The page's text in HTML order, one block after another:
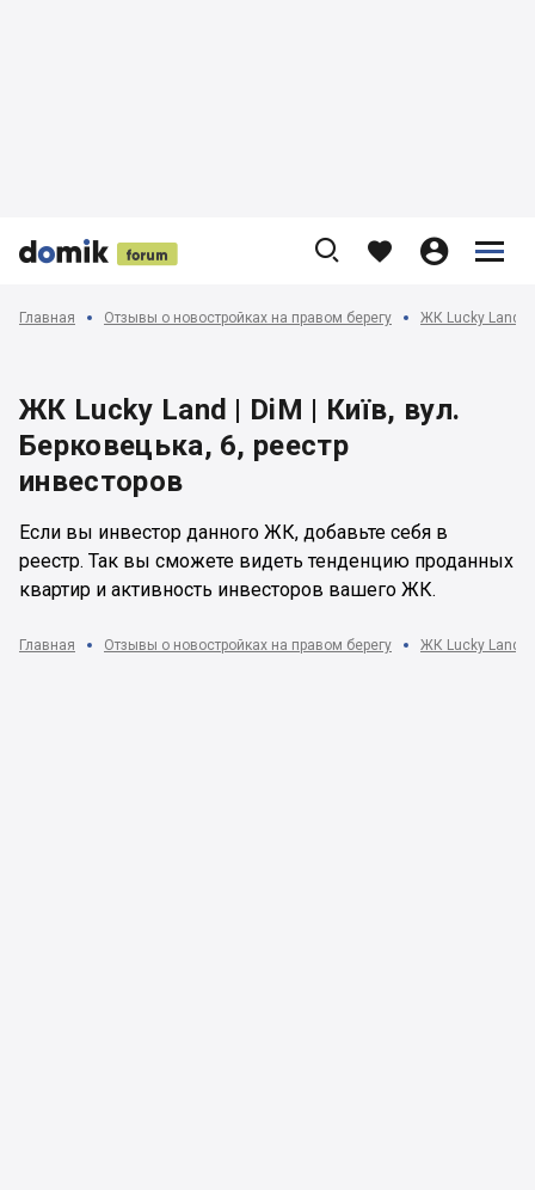


 
    


Главная Отзывы о новостройках на правом берегу ЖК Lucky Land |
ЖК Lucky Land | DiM | Київ, вул.
Берковецька, 6, реестр
инвесторов
Если вы инвестор данного ЖК, добавьте себя в
реестр. Так вы сможете видеть тенденцию проданных
квартир и активность инвесторов вашего ЖК.
Главная Отзывы о новостройках на правом берегу ЖК Lucky Land |